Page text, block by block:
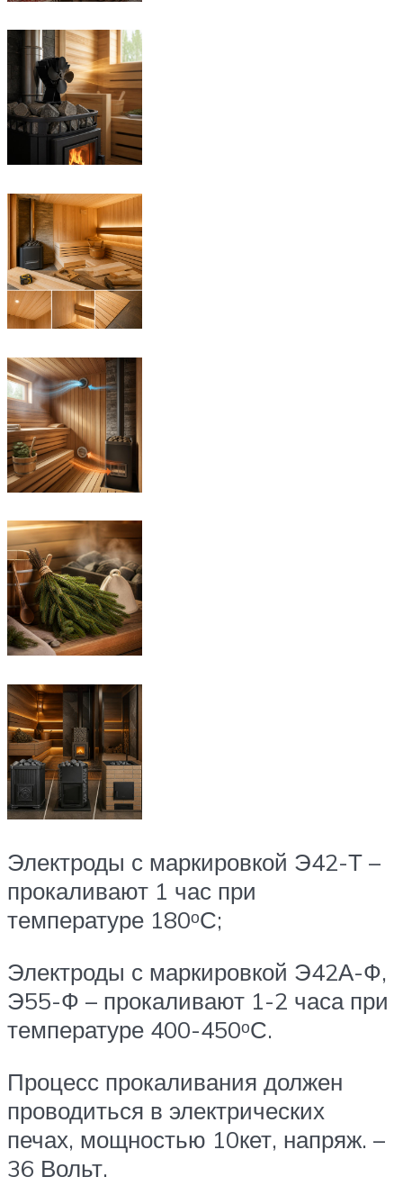
Электроды с маркировкой Э42-Т –
прокаливают 1 час при
температуре 180ᵒС;
Электроды с маркировкой Э42А-Ф,
Э55-Ф – прокаливают 1-2 часа при
температуре 400-450ᵒС.
Процесс прокаливания должен
проводиться в электрических
печах, мощностью 10кет, напряж. –
36 Вольт.